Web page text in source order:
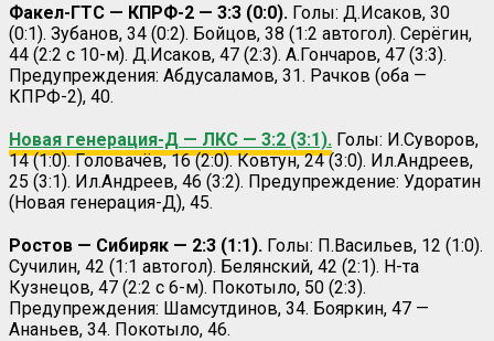
Факел-ГТС — КПРФ-2 — 3:3 (0:0). Голы: Д.Исаков, 30
(0:1). Зубанов, 34 (0:2). Бойцов, 38 (1:2 автогол). Серёгин,
44 (2:2 с 10-м). Д.Исаков, 47 (2:3). А.Гончаров, 47 (3:3).
Предупреждения: Абдусаламов, 31. Рачков (оба —
КПРФ-2), 40.
Новая генерация-Д — ЛКС — 3:2 (3:1). Голы: И.Суворов,
14 (1:0). Головачёв, 16 (2:0). Ковтун, 24 (3:0). Ил.Андреев,
25 (3:1). Ил.Андреев, 46 (3:2). Предупреждение: Удоратин
(Новая генерация-Д), 45.
Ростов — Сибиряк — 2:3 (1:1). Голы: П.Васильев, 12 (1:0).
Сучилин, 42 (1:1 автогол). Белянский, 42 (2:1). Н-та
Кузнецов, 47 (2:2 с 6-м). Покотыло, 50 (2:3).
Предупреждения: Шамсутдинов, 34. Бояркин, 47 —
Ананьев, 34. Покотыло, 46.